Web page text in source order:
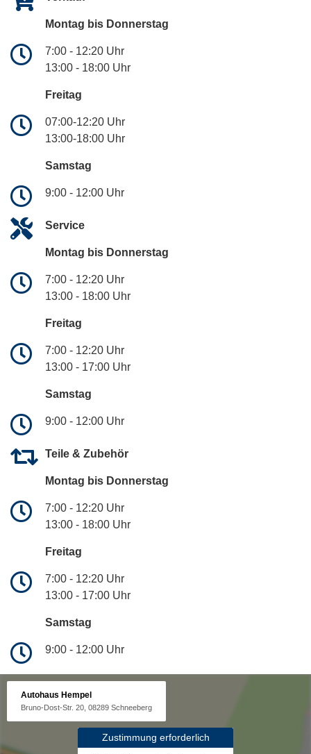
Montag bis Donnerstag
7:00 - 12:20 Uhr
13:00 - 18:00 Uhr
Freitag
07:00-12:20 Uhr
13:00-18:00 Uhr
Samstag
9:00 - 12:00 Uhr
Service
Montag bis Donnerstag
7:00 - 12:20 Uhr
13:00 - 18:00 Uhr
Freitag
7:00 - 12:20 Uhr
13:00 - 17:00 Uhr
Samstag
9:00 - 12:00 Uhr
Teile & Zubehör
Montag bis Donnerstag
7:00 - 12:20 Uhr
13:00 - 18:00 Uhr
Freitag
7:00 - 12:20 Uhr
13:00 - 17:00 Uhr
Samstag
9:00 - 12:00 Uhr
Autohaus Hempel
Bruno-Dost-Str. 20, 08289 Schneeberg
Zustimmung erforderlich